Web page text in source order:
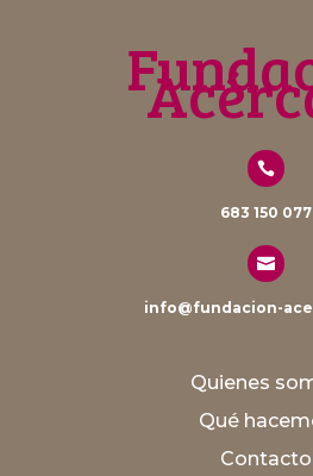

683 150 077

info@fundacion-
Quienes
Qué
Contacto